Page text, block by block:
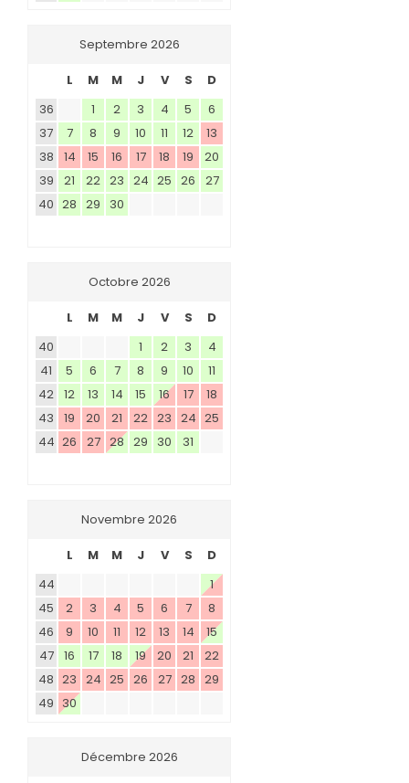
Septembre 2026
L M M J V S
D
36
1 2 3 4 5
6
37
7 8 9 10 11 12
13
38
14 15 16 17 18 19
20
39
21 22 23 24 25 26
27
40 28 29 30
Octobre 2026
L M M J V S
D
40
1 2 3
4
41
5 6 7 8 9 10
11
42 12 13 14 15 16 17
18
43
19 20 21 22 23 24 25
44 26 27 28 29 30 31
Novembre 2026
L M M J V S
D
44
1
45
2 3 4 5 6 7
8
46
9 10 11 12 13 14
15
47
16 17 18 19 20 21
22
48 23 24 25 26 27 28 29
49 30
Décembre 2026